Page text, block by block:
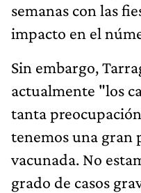
semanas con las
impacto en el
Sin embargo,
actualmente "los
tanta
tenemos una gran
vacunada. No
grado de casos